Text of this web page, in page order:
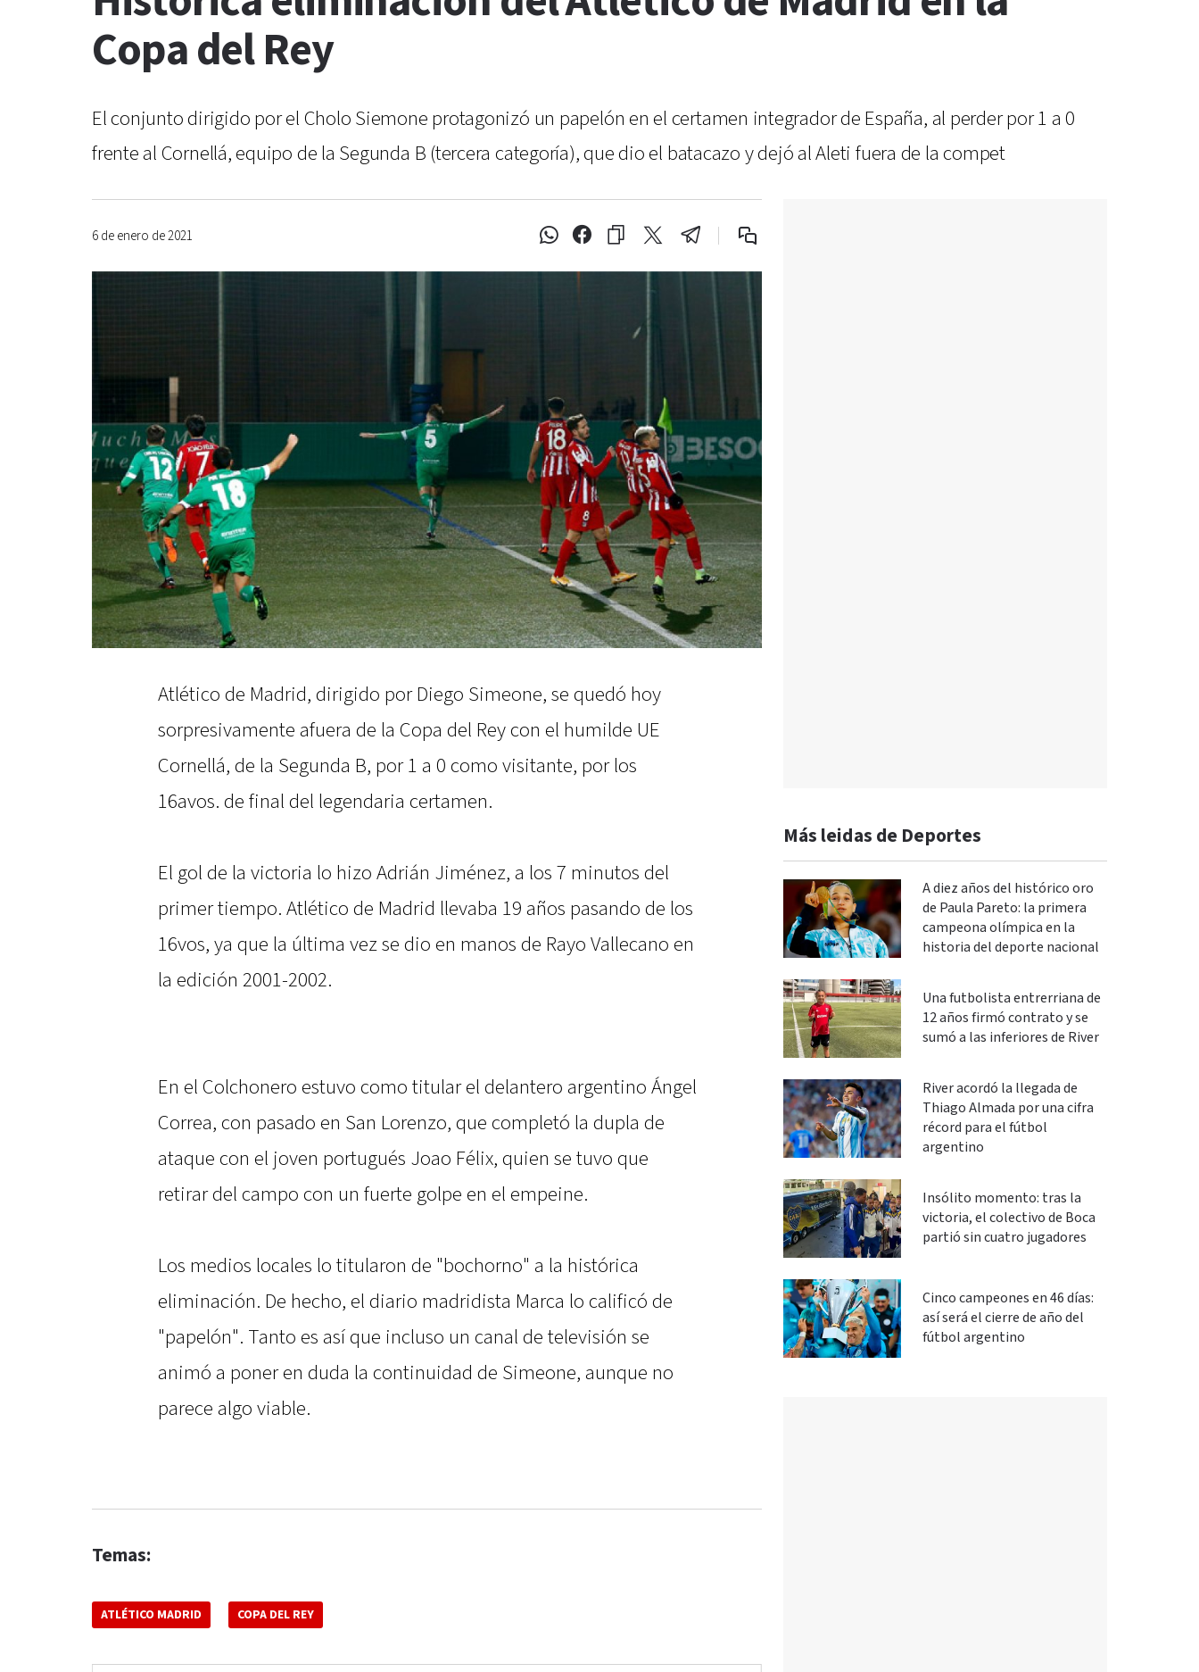
Copa del Rey
El conjunto dirigido por el Cholo Siemone protagonizó un papelón en el certamen integrador de España, al perder por 1 a 0
frente al Cornellá, equipo de la Segunda B (tercera categoría), que dio el batacazo y dejó al Aleti fuera de la compet
6 de enero de 2021
Atlético de Madrid, dirigido por Diego Simeone, se quedó hoy
sorpresivamente afuera de la Copa del Rey con el humilde UE
Cornellá, de la Segunda B, por 1 a 0 como visitante, por los
16avos. de final del legendaria certamen.
El gol de la victoria lo hizo Adrián Jiménez, a los 7 minutos del
primer tiempo. Atlético de Madrid llevaba 19 años pasando de los
16vos, ya que la última vez se dio en manos de Rayo Vallecano en
la edición 2001-2002.
En el Colchonero estuvo como titular el delantero argentino Ángel
Correa, con pasado en San Lorenzo, que completó la dupla de
ataque con el joven portugués Joao Félix, quien se tuvo que
retirar del campo con un fuerte golpe en el empeine.
Los medios locales lo titularon de "bochorno" a la histórica
eliminación. De hecho, el diario madridista Marca lo calificó de
"papelón". Tanto es así que incluso un canal de televisión se
animó a poner en duda la continuidad de Simeone, aunque no
parece algo viable.
Temas:
ATLÉTICO MADRID COPA DEL REY
Más leidas de Deportes
A diez años del histórico oro
de Paula Pareto: la primera
campeona olímpica en la
historia del deporte nacional
Una futbolista entrerriana de
12 años firmó contrato y se
sumó a las inferiores de River
River acordó la llegada de
Thiago Almada por una cifra
récord para el fútbol
argentino
Insólito momento: tras la
victoria, el colectivo de Boca
partió sin cuatro jugadores
Cinco campeones en 46 días:
así será el cierre de año del
fútbol argentino